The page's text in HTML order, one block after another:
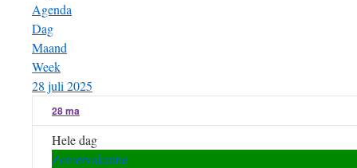
Agenda
Dag
Maand
Week
28 juli 2025
28ma
Hele dag
Zomervakantie